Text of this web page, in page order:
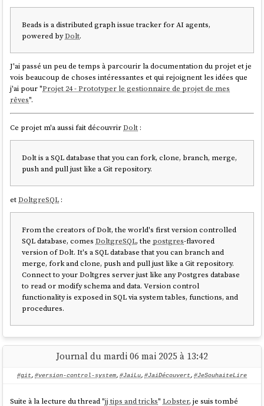
Beads is a distributed graph issue tracker for AI agents,
powered byDolt.
J'ai passé un peu de temps à parcourir la documentation du projet et je
vois beaucoup de choses intéressantes et qui rejoignent les idées que
j'ai pour "Projet 24 - Prototyper le gestionnaire de projet de mes
rêves".
Ce projet m'a aussi fait découvrirDolt :
Dolt is a SQL database that you can fork, clone, branch, merge,
push and pull just like a Git repository.
etDoltgreSQL :
From the creators of Dolt, the world's first version controlled
SQL database, comesDoltgreSQL, thepostgres-flavored
version of Dolt. It's a SQL database that you can branch and
merge, fork and clone, push and pull just like a Git repository.
Connect to your Doltgres server just like any Postgres database
to read or modify schema and data. Version control
functionality is exposed in SQL via system tables, functions, and
procedures.
Journal du mardi 06 mai 2025 à 13:42
#git, #version-control-system, #JaiLu, #JaiDécouvert, #JeSouhaiteLire
Suite à la lecture du thread "jj tips and tricks"Lobster, je suis tombé